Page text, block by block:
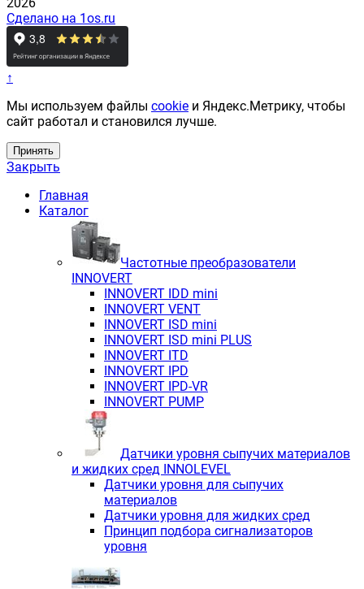
Сделано на 1os.ru
↑
Мы используем файлы cookie и Яндекс.Метрику, чтобы
сайт работал и становился лучше.
Принять
Закрыть
Главная
Каталог
Частотные преобразователи
INNOVERT
INNOVERT IDD mini
INNOVERT VENT
INNOVERT ISD mini
INNOVERT ISD mini PLUS
INNOVERT ITD
INNOVERT IРD
INNOVERT IРD-VR
INNOVERT PUMP
Датчики уровня сыпучих материалов
и жидких сред INNOLEVEL
Датчики уровня для сыпучих
материалов
Датчики уровня для жидких сред
Принцип подбора сигнализаторов
уровня